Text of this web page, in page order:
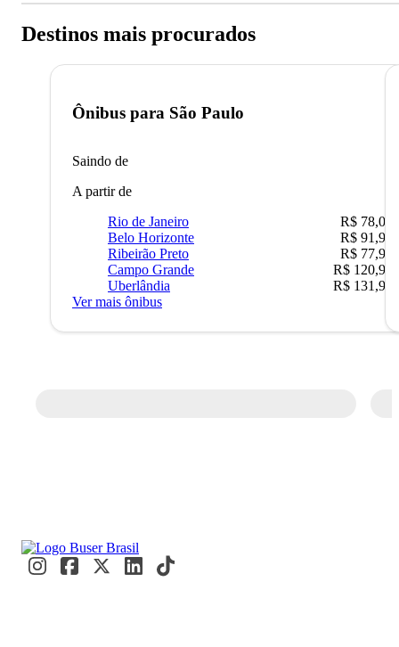
Destinos mais procurados
Ônibus para São Paulo
Saindo de
A partir de
Rio de Janeiro
R$ 78,02
Belo Horizonte
R$ 91,90
Ribeirão Preto
R$ 77,90
Campo Grande
R$ 120,90
Uberlândia
R$ 131,90
Ver mais ônibus